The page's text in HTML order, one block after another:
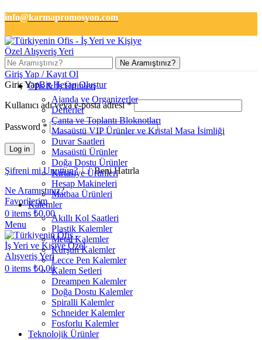
info@karmapromosyon.com
+90 501 133 2727
Ne Aramıştınız?
Giriş Yap / Kayıt Ol
Giriş YapBir Hesap Oluştur
Kullanıcı adı veya e-posta adresi*
Password *
Log in
Şifreni mi Unuttun?
Beni Hatırla
Ne Aramıştınız?
Favorilerim
0 items ₺0,00
Menu
0 items ₺0,00
Ofis & İş Ürünleri
Ajanda ve Organizerler
Defterler
Çanta ve Toplantı Bloknotları
Masaüstü VIP Ürünler ve Kristal Masa İsimliği
Duvar Saatleri
Masaüstü Ürünler
Doğa Dostu Ürünler
Kırtasiye Ürünleri
Hesap Makineleri
Matbaa Ürünleri
Kalemler
Akıllı Kol Saatleri
Plastik Kalemler
Metal Kalemler
Kurşun Kalemler
Lecce Pen Kalemler
Kalem Setleri
Dreampen Kalemler
Doğa Dostu Kalemler
Spiralli Kalemler
Schneider Kalemler
Fosforlu Kalemler
Teknolojik Ürünler